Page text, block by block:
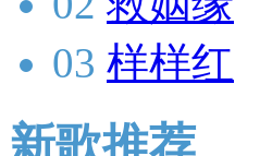
03 样样红
新歌推荐